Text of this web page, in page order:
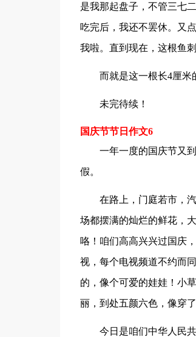
是我那起盘子，不管三七
吃完后，我还不罢休。又
我啦。直到现在，这根鱼
而就是这一根长4厘米
未完待续！
国庆节节日作文6
一年一度的国庆节又
假。
在路上，门庭若市，
场都摆满的灿烂的鲜花，
咯！咱们高高兴兴过国庆
视，每个电视频道不约而
的，像个可爱的娃娃！小
丽，到处五颜六色，像穿
今日是咱们中华人民